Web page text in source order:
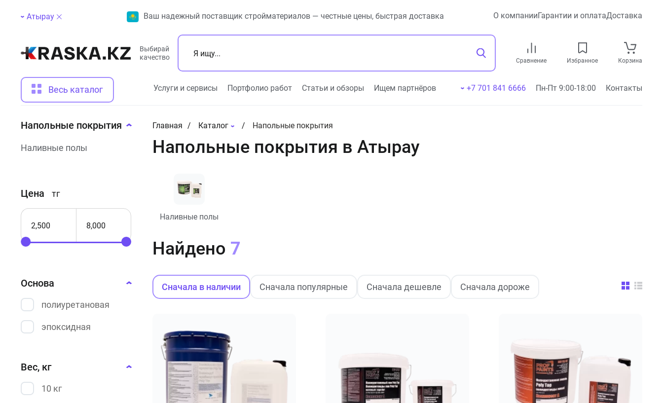
Атырау Ваш надежный поставщик стройматериалов — честные цены, быстрая доставка О компанииГарантии и оплатаДоставка
Выбирай
качество
Сравнение Избранное Корзина
Весь каталог Услуги и сервисы Портфолио работ Статьи и обзоры Ищем партнёров +7 701 841 6666 Пн-Пт 9:00-18:00 Контакты
Напольные покрытия
Наливные полы
Цена тг
Основа
полиуретановая
эпоксидная
Вес, кг
10 кг
Главная Каталог Напольные покрытия
Напольные покрытия в Атырау
Наливные полы
Сначала в наличии Сначала популярные Сначала дешевле Сначала дороже
Найдено 7